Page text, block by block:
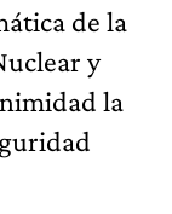
de la
y
la